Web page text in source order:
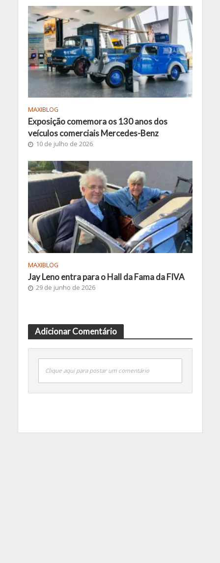
MAXIBLOG
Exposição comemora os 130 anos dos
veículos comerciais Mercedes-Benz
10 de julho de 2026
MAXIBLOG
Jay Leno entra para o Hall da Fama da FIVA
29 de junho de 2026
Adicionar Comentário
Clique aqui para postar um comentário